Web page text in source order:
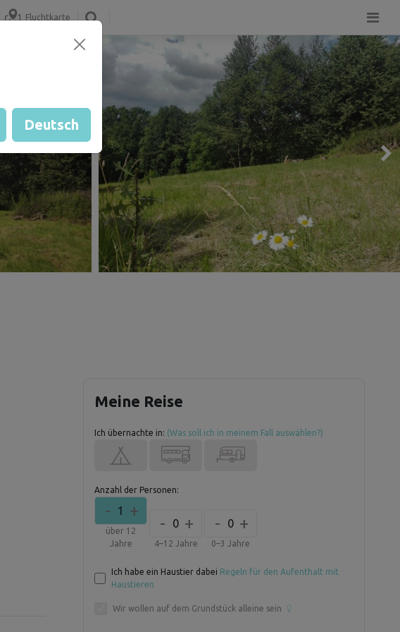
Fluchtkarte
Meine Reise
Ich übernachte in: (Was soll ich in meinem Fall auswählen?)
Anzahl der Personen:
- +
1
über 12
Jahre
- +
0
4–12 Jahre
- +
0
0–3 Jahre
Ich habe ein Haustier dabei Regeln für den Aufenthalt mit
Haustieren
Wir wollen auf dem Grundstück alleine sein
Deutsch